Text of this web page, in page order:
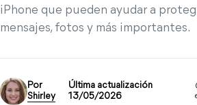
iPhone que pueden ayudar a
mensajes, fotos y más importantes.
Por
Shirley
Última actualización
13/05/2026